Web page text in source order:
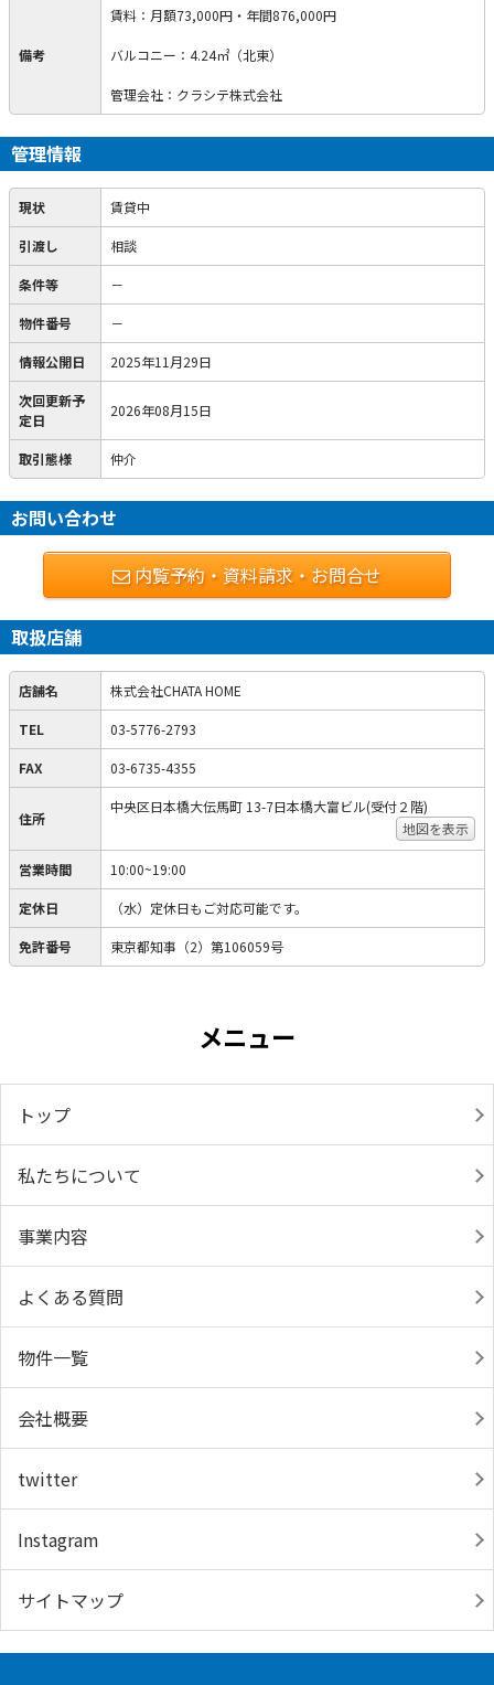
備考
賃料：月額73,000円・年間876,000円
バルコニー：4.24㎡（北東）
管理会社：クラシテ株式会社
管理情報
現状 賃貸中
引渡し 相談
条件等 －
物件番号 －
情報公開日 2025年11月29日
次回更新予
定日
2026年08月15日
取引態様 仲介
お問い合わせ
内覧予約・資料請求・お問合せ
取扱店舗
店舗名 株式会社CHATA HOME
TEL 03-5776-2793
FAX 03-6735-4355
住所
中央区日本橋大伝馬町 13-7日本橋大富ビル(受付２階)
地図を表示
営業時間 10:00~19:00
定休日 （水）定休日もご対応可能です。
免許番号 東京都知事（2）第106059号
メニュー
トップ
私たちについて
事業内容
よくある質問
物件一覧
会社概要
twitter
Instagram
サイトマップ